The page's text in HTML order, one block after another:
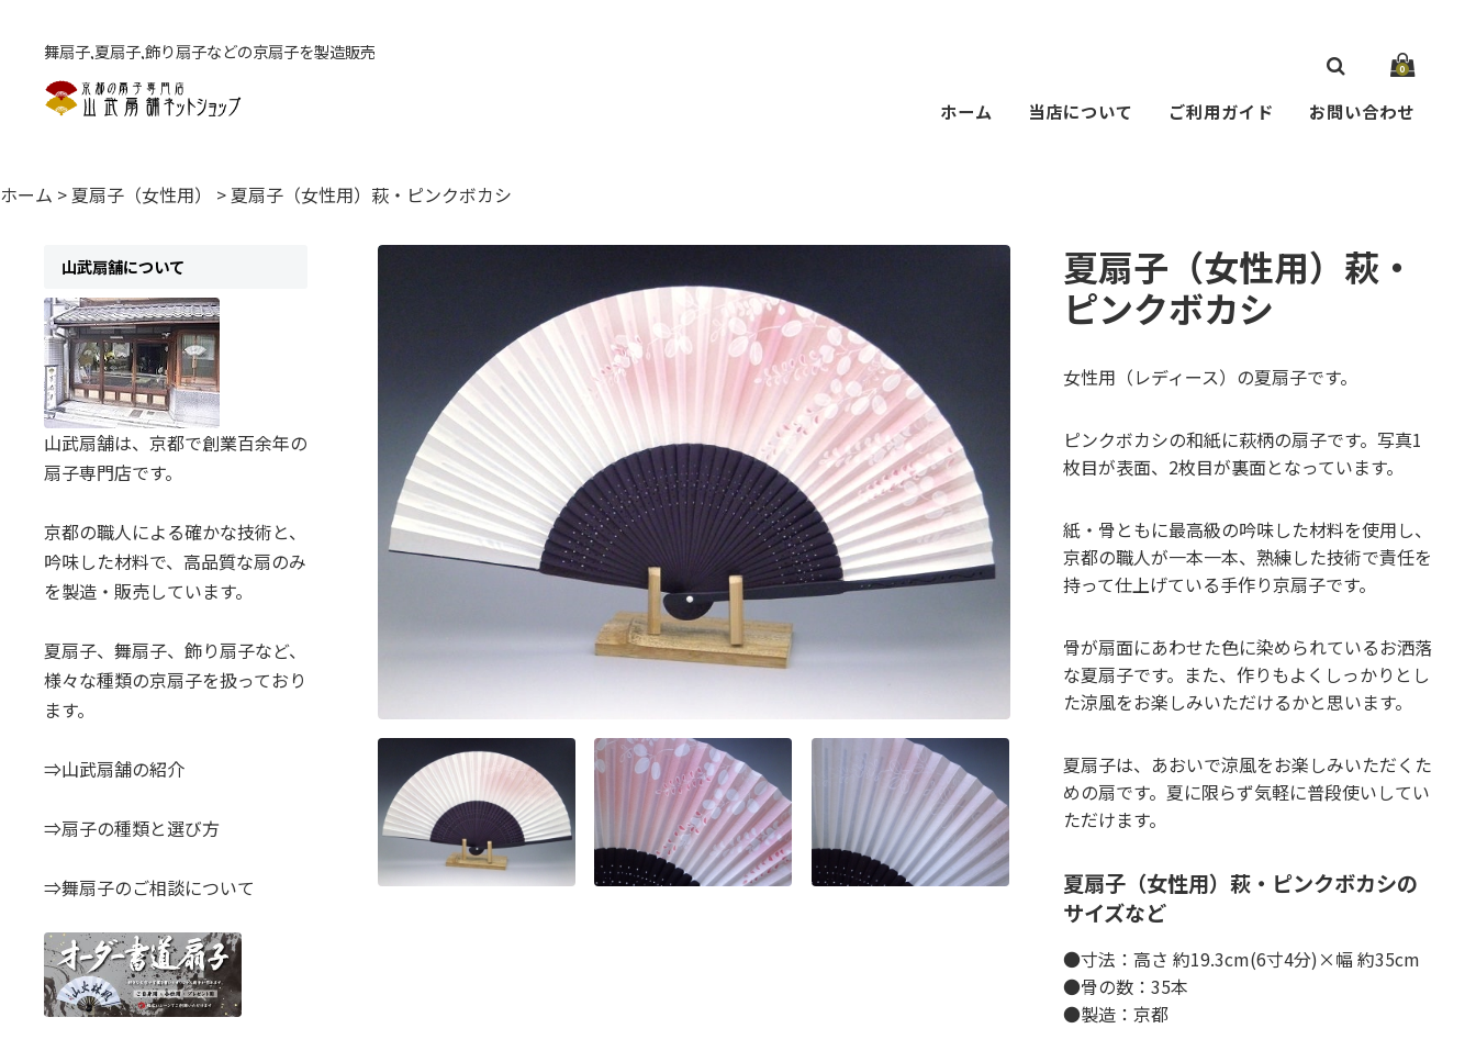
舞扇子,夏扇子,飾り扇子などの京扇子を製造販売
0
ホーム 当店について ご利用ガイド お問い合わせ
ホーム > 夏扇子（女性用） > 夏扇子（女性用）萩・ピンクボカシ
夏扇子（女性用）萩・
ピンクボカシ
女性用（レディース）の夏扇子です。
ピンクボカシの和紙に萩柄の扇子です。写真1
枚目が表面、2枚目が裏面となっています。
紙・骨ともに最高級の吟味した材料を使用し、
京都の職人が一本一本、熟練した技術で責任を
持って仕上げている手作り京扇子です。
骨が扇面にあわせた色に染められているお洒落
な夏扇子です。また、作りもよくしっかりとし
た涼風をお楽しみいただけるかと思います。
夏扇子は、あおいで涼風をお楽しみいただくた
めの扇です。夏に限らず気軽に普段使いしてい
ただけます。
夏扇子（女性用）萩・ピンクボカシの
サイズなど
●寸法：高さ 約19.3cm(6寸4分)×幅 約35cm
●骨の数：35本
●製造：京都
山武扇舗について
山武扇舗は、京都で創業百余年の
扇子専門店です。
京都の職人による確かな技術と、
吟味した材料で、高品質な扇のみ
を製造・販売しています。
夏扇子、舞扇子、飾り扇子など、
様々な種類の京扇子を扱っており
ます。
⇒山武扇舗の紹介
⇒扇子の種類と選び方
⇒舞扇子のご相談について